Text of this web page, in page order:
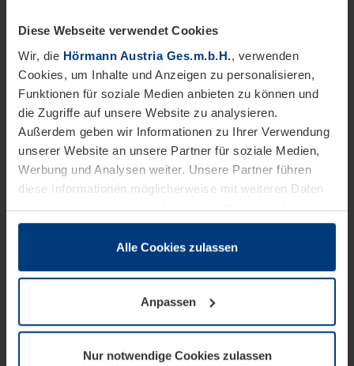
Diese Webseite verwendet Cookies
Wir, die Hörmann Austria Ges.m.b.H., verwenden
Cookies, um Inhalte und Anzeigen zu personalisieren,
Funktionen für soziale Medien anbieten zu können und
die Zugriffe auf unsere Website zu analysieren.
Außerdem geben wir Informationen zu Ihrer Verwendung
unserer Website an unsere Partner für soziale Medien,
Werbung und Analysen weiter. Unsere Partner führen
diese Informationen möglicherweise mit weiteren Daten
zusammen, die Sie ihnen bereitgestellt haben oder die
sie im Rahmen Ihrer Nutzung der Dienste gesammelt
wenn diese für den Betrieb dieser Seite unbedingt
notwendig sind. Für alle anderen Cookie-Typen benötigen
wir Ihre Erlaubnis. Ihre Einwilligung können Sie jederzeit
Datenschutzerklärungunserer Website ändern oder
Alle Cookies zulassen
Anpassen
Nur notwendige Cookies zulassen